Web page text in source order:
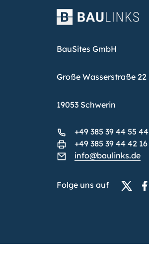
BauSites GmbH
Große Wasserstraße 22
19053 Schwerin
+49 385 39 44 55 44
+49 385 39 44 42 16
info@baulinks.de
Folge uns auf